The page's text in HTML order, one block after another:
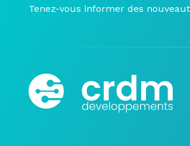
Tenez-vous informer des